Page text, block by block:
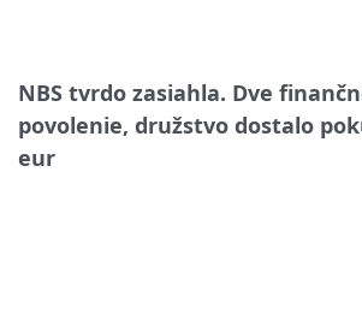
NBS tvrdo zasiahla. Dve
povolenie, družstvo dostalo
eur